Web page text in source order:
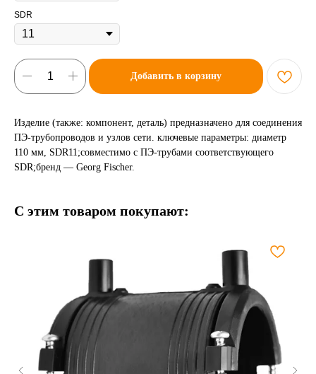
SDR
Добавить в корзину
Изделие (также: компонент, деталь) предназначено для соединения
ПЭ-трубопроводов и узлов сети. ключевые параметры: диаметр
110 мм, SDR11;совместимо с ПЭ-трубами соответствующего
SDR;бренд — Georg Fischer.
С этим товаром покупают: